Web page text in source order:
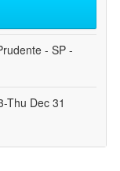
- SP -
Thu Dec 31